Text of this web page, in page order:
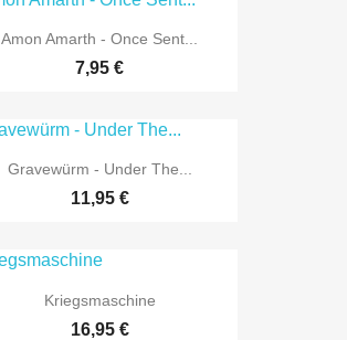
Amon Amarth - Once Sent...
7,95 €
Gravewürm - Under The...
11,95 €
Kriegsmaschine
16,95 €